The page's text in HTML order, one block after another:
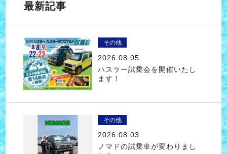
最新記事
その他
2026.08.05
ハスラー試乗会を開催いたし
ます！
その他
2026.08.03
ノマドの試乗車が変わりまし